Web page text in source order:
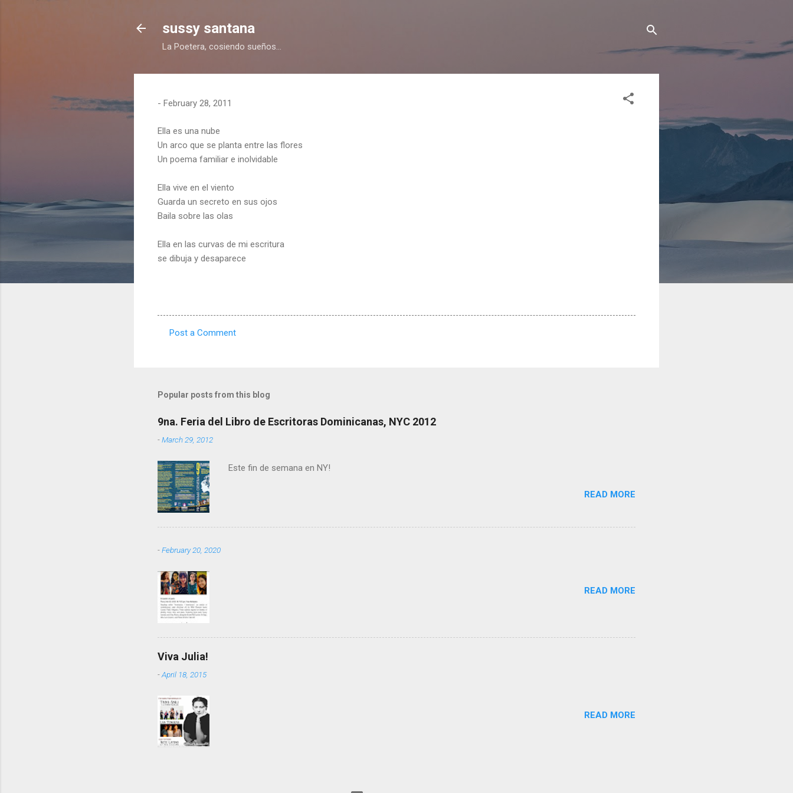
sussy santana
La Poetera, cosiendo sueños...
- February 28, 2011
Ella es una nube
Un arco que se planta entre las flores
Un poema familiar e inolvidable
Ella vive en el viento
Guarda un secreto en sus ojos
Baila sobre las olas
Ella en las curvas de mi escritura
se dibuja y desaparece
m
n
t
s
Post a Comment
Popular posts from this blog
9na. Feria del Libro de Escritoras Dominicanas, NYC 2012
-March 29, 2012
Este fin de semana en NY!
READ MORE
-February 20, 2020
READ MORE
Viva Julia!
-April 18, 2015
READ MORE